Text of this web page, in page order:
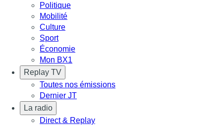
Politique
Mobilité
Culture
Sport
Économie
Mon BX1
Replay TV
Toutes nos émissions
Dernier JT
La radio
Direct & Replay